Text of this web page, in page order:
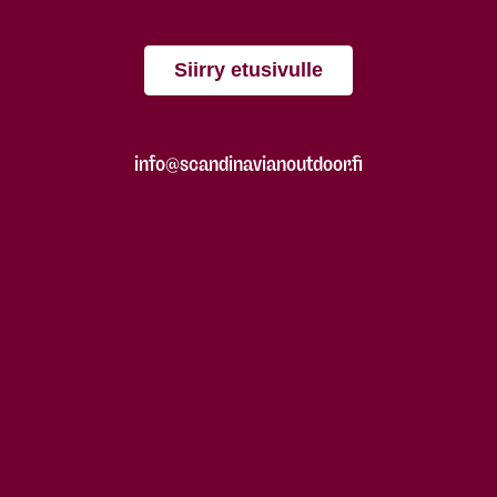
Siirry etusivulle
info@scandinavianoutdoor.fi